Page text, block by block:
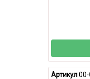
Артикул